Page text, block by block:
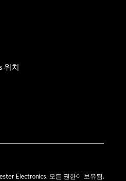
위치
Electronics. 모든 권한이 보유됨.